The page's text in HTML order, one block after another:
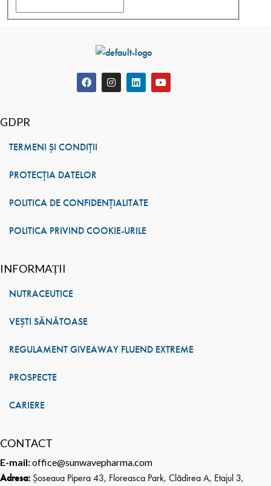
GDPR
TERMENI ȘI CONDIȚII
PROTECȚIA DATELOR
POLITICA DE CONFIDENȚIALITATE
POLITICA PRIVIND COOKIE-URILE
INFORMAȚII
NUTRACEUTICE
VEȘTI SĂNĂTOASE
REGULAMENT GIVEAWAY FLUEND EXTREME
PROSPECTE
CARIERE
CONTACT
E-mail:office@sunwavepharma.com
Adresa: Șoseaua Pipera 43, Floreasca Park, Clădirea A, Etajul 3,